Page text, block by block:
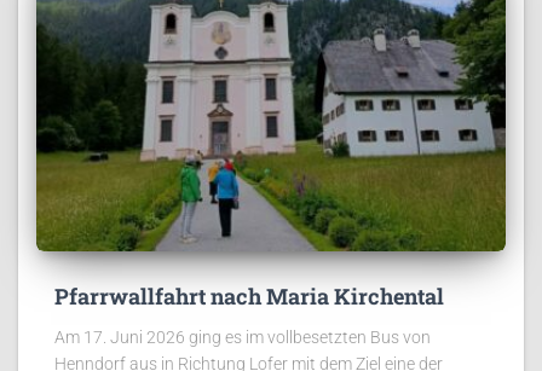
Pfarrwallfahrt nach Maria Kirchental
Am 17. Juni 2026 ging es im vollbesetzten Bus von
Henndorf aus in Richtung Lofer mit dem Ziel eine der